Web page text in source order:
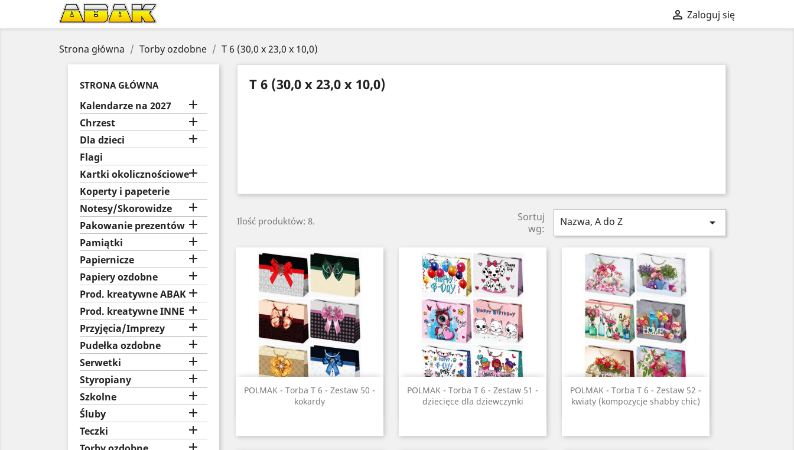
 Zaloguj się
Strona główna Torby ozdobne T 6 (30,0 x 23,0 x 10,0)
STRONA GŁÓWNA
Kalendarze na 2027 
Chrzest 
Dla dzieci 
Flagi
Kartki okolicznościowe
Koperty i papeterie
Notesy/Skorowidze

Pakowanie prezentów 
Pamiątki 
Papiernicze 
Papiery ozdobne 
Prod. kreatywne ABAK
Prod. kreatywne INNE 
Przyjęcia/Imprezy 
Pudełka ozdobne 
Serwetki 
Styropiany 
Szkolne 
Śluby 
Teczki 
T 6 (30,0 x 23,0 x 10,0)
Ilość produktów: 8.
Sortuj
wg:
Nazwa, A do Z 
POLMAK - Torba T 6 - Zestaw 50 -
kokardy
Szybki podgląd
POLMAK - Torba T 6 - Zestaw 51 -
dziecięce dla dziewczynki
Szybki podgląd
POLMAK - Torba T 6 - Zestaw 52 -
kwiaty (kompozycje shabby chic)
Szybki podgląd